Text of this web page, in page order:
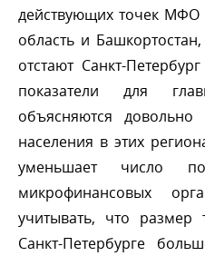
действующих точек МФО
область и
отстают Санкт-
показатели для
объясняются
населения в этих
уменьшает число
микрофинансовых
учитывать, что
Санкт-Петербурге